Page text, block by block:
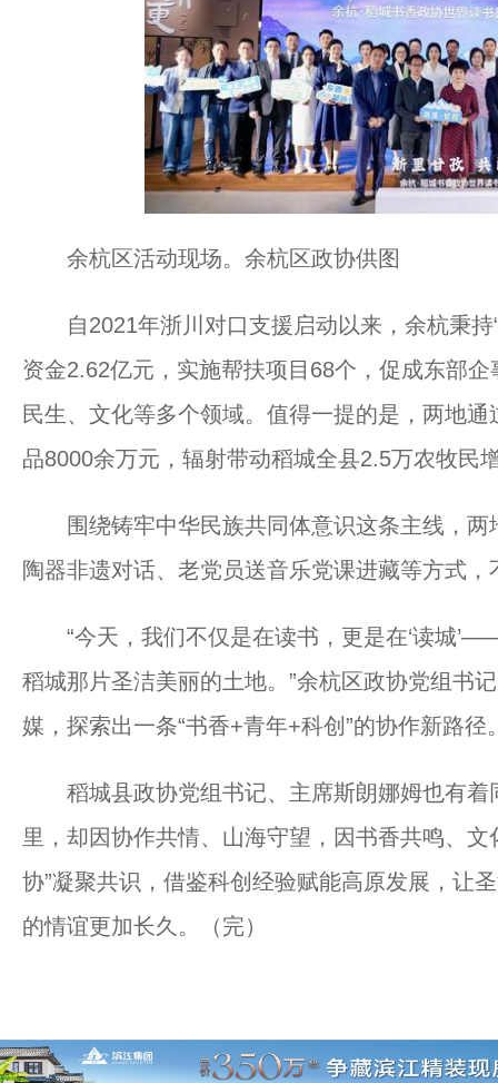
余杭区活动现场。余杭区政协供图
自2021年浙川对口支援启动以来，余杭秉持
资金2.62亿元，实施帮扶项目68个，促成东部
民生、文化等多个领域。值得一提的是，两地
品8000余万元，辐射带动稻城全县2.5万农牧民
围绕铸牢中华民族共同体意识这条主线，两
陶器非遗对话、老党员送音乐党课进藏等方式
“今天，我们不仅是在读书，更是在‘读城
稻城那片圣洁美丽的土地。”余杭区政协党组书
媒，探索出一条“书香+青年+科创”的协作新路径
稻城县政协党组书记、主席斯朗娜姆也有着
里，却因协作共情、山海守望，因书香共鸣、文
协”凝聚共识，借鉴科创经验赋能高原发展，让
的情谊更加长久。（完）